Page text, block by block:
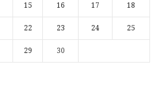
15 16 17 18
22 23 24 25
29 30